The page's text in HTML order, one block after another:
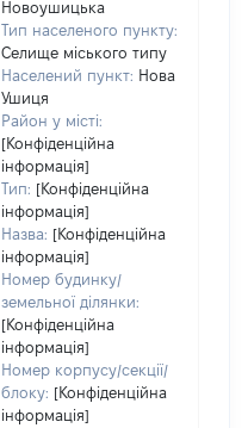
Новоушицька
Тип населеного пункту:
Селище міського типу
Населений пункт: Нова
Ушиця
Район у місті:
[Конфіденційна
інформація]
Тип: [Конфіденційна
інформація]
Назва: [Конфіденційна
інформація]
Номер будинку/
земельної ділянки:
[Конфіденційна
інформація]
Номер корпусу/секції/
блоку: [Конфіденційна
інформація]